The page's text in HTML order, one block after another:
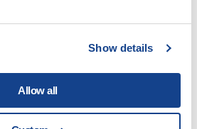
Show details
Allow all
můžu setkat? Jak
měly užitek […]